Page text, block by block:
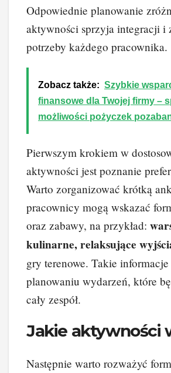
Odpowiednie planowanie
aktywności sprzyja integracji i
potrzeby każdego pracownika.
Zobacz także: Szybkie
finansowe dla Twojej firmy –
możliwości pożyczek
Pierwszym krokiem w
aktywności jest poznanie
Warto zorganizować krótką
pracownicy mogą wskazać
oraz zabawy, na przykład:
kulinarne, relaksujące
gry terenowe. Takie
planowaniu wydarzeń, które
cały zespół.
Jakie aktywności
Następnie warto rozważyć